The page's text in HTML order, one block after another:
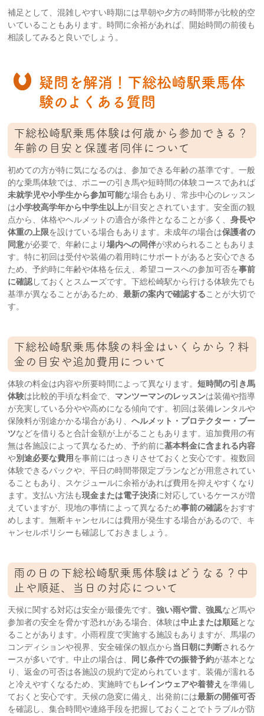
補足として、混雑しやすい時期には早朝や夕方の時間帯が比較的空
いていることもあります。時間に余裕があれば、開始時間の前後も
相談してみると良いでしょう。
疑問を解消！下総松崎駅乗馬体
験のよくある質問
下総松崎駅乗馬体験は何歳から参加できる？
年齢の目安と保護者同伴について
初めての方が特に気になるのは、参加できる年齢の基準です。一般
的な乗馬体験では、ポニーの引き馬や短時間の体験コースであれば
未就学児や小学生から参加可能な場合もあり、常歩中心のレッスン
は小学校高学年から中学生以上が目安とされています。安全面の観
点から、体格やヘルメットの適合が条件となることが多く、身長や
体重の上限を設けている場合もあります。未成年の場合は保護者の
同意が必要で、年齢により場内への同伴が求められることもありま
す。特に初回は受付や装備の着用時にサポートがあると安心できる
ため、予約時に年齢や体格を伝え、希望コースへの参加可否を事前
に確認しておくとスムーズです。下総松崎駅から行ける体験先でも
基準が異なることがあるため、最新の案内で確認することが大切で
す。
下総松崎駅乗馬体験の料金はいくらから？料
金の目安や追加費用について
体験の料金は内容や所要時間によって異なります。短時間の引き馬
体験は比較的手頃な料金で、 マンツーマンのレッスンは装備や指導
が充実している分やや高めになる傾向です。初回は装備レンタルや
保険料が別途かかる場合があり、ヘルメット・プロテクター・ブー
ツなどを借りると合計金額が上がることもあります。追加費用の有
無は各施設によって異なるため、予約前に基本料金に含まれる内容
や別途必要な費用を事前にはっきりさせておくと安心です。複数回
体験できるパックや、平日の時間帯限定プランなどが用意されてい
ることもあり、スケジュールに余裕があれば費用を抑えやすくなり
ます。支払い方法も現金または電子決済に対応しているケースが増
えていますが、現地の事情によって異なるため事前の確認をおすす
めします。無断キャンセルには費用が発生する場合があるので、キ
ャンセルポリシーも確認しておきましょう。
雨の日の下総松崎駅乗馬体験はどうなる？中
止や順延、当日の対応について
天候に関する対応は安全が最優先です。強い雨や雷、強風など馬や
参加者の安全を脅かす恐れがある場合、体験は中止または順延とな
ることがあります。小雨程度で実施する施設もありますが、馬場の
コンディションや視界、安全確保の観点から当日朝に判断されるケ
ースが多いです。中止の場合は、 同じ条件での振替予約が基本とな
り、返金の可否は各施設の規約で定められています。装備が濡れる
と冷えやすくなるため、実施時でも レインウェアや着替え を準備し
ておくと安心です。天候の急変に備え、出発前には最新の開催可否
を確認し、集合時間や連絡手段を把握しておくことでトラブルが防